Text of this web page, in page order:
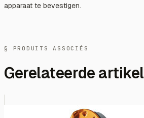
apparaat te bevestigen.
§ PRODUITS ASSOCIÉS
Gerelateerde